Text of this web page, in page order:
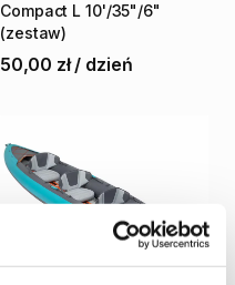
Compact L 10'​/​35"​/​6"
(zestaw)
50,00 zł / dzień